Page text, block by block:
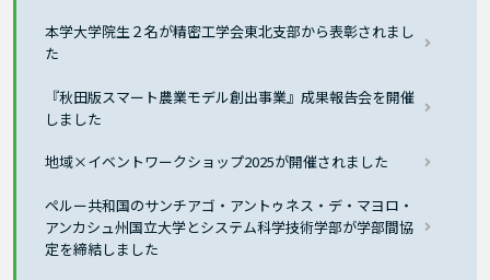
本学大学院生２名が精密工学会東北支部から表彰されまし
た
『秋田版スマート農業モデル創出事業』成果報告会を開催
しました
地域×イベントワークショップ2025が開催されました
ペルー共和国のサンチアゴ・アントゥネス・デ・マヨロ・
アンカシュ州国立大学とシステム科学技術学部が学部間協
定を締結しました